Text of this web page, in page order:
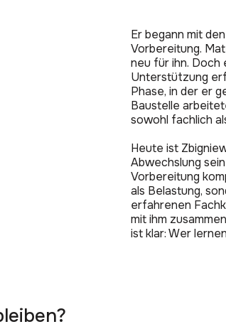
Er begann mit
Vorbereitung.
neu für ihn. Doch
Unterstützung
Phase, in der er
Baustelle
sowohl fachlich
Heute ist
Abwechslung
Vorbereitung
als Belastung,
erfahrenen
mit ihm
ist klar: Wer